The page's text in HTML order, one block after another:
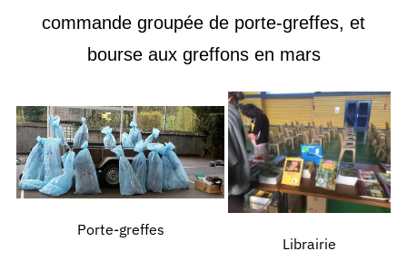
commande groupée de porte-greffes, et
bourse aux greffons en mars
Porte-greffes
Librairie